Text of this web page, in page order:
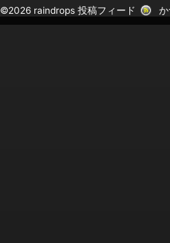
©2026 raindrops投稿フィード